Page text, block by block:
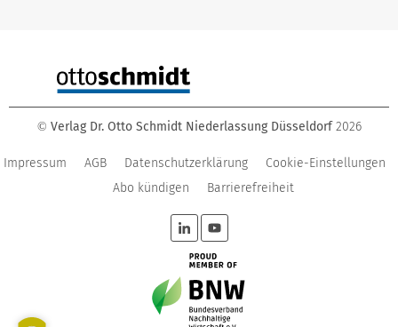
© Verlag Dr. Otto Schmidt Niederlassung Düsseldorf 2026
Impressum AGB Datenschutzerklärung
Cookie-Einstellungen
Abo kündigen
Barrierefreiheit